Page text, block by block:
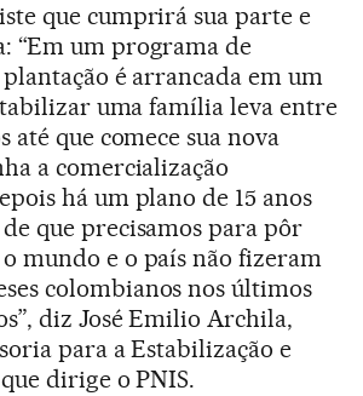
que cumprirá sua parte e
“Em um programa de
é arrancada em um
uma família leva entre
até que comece sua nova
a comercialização
há um plano de 15 anos
que precisamos para pôr
o mundo e o país não fizeram
colombianos nos últimos
diz José Emilio Archila,
para a Estabilização e
dirige o PNIS.